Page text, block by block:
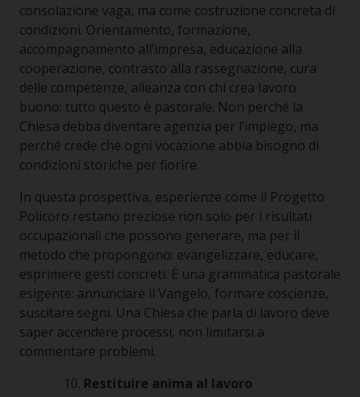
consolazione vaga, ma come costruzione concreta di
condizioni. Orientamento, formazione,
accompagnamento all’impresa, educazione alla
cooperazione, contrasto alla rassegnazione, cura
delle competenze, alleanza con chi crea lavoro
buono: tutto questo è pastorale. Non perché la
Chiesa debba diventare agenzia per l’impiego, ma
perché crede che ogni vocazione abbia bisogno di
condizioni storiche per fiorire.
In questa prospettiva, esperienze come il Progetto
Policoro restano preziose non solo per i risultati
occupazionali che possono generare, ma per il
metodo che propongono: evangelizzare, educare,
esprimere gesti concreti. È una grammatica pastorale
esigente: annunciare il Vangelo, formare coscienze,
suscitare segni. Una Chiesa che parla di lavoro deve
saper accendere processi, non limitarsi a
commentare problemi.
Restituire anima al lavoro